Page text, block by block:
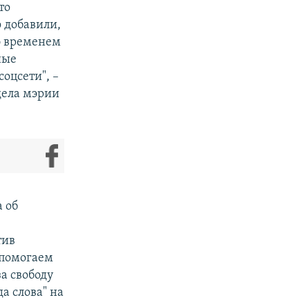
добавили,
временем
–
мэрии
об
свободу
слова" на